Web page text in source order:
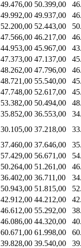
49.476,00 50.399,00
49.992,00 49.937,00
52.200,00 52.443,00
47.566,00 46.217,00
44.953,00 45.967,00
47.373,00 47.137,00
48.262,00 47.796,00
48.721,00 55.540,00
47.748,00 52.617,00
53.382,00 50.494,00
35.852,00 36.553,00
30.105,00 37.218,00
37.460,00 37.646,00
57.429,00 56.671,00
50.264,00 51.261,00
36.402,00 36.711,00
50.943,00 51.815,00
42.912,00 44.212,00
46.612,00 55.292,00
46.086,00 44.320,00
60.671,00 61.998,00
39.828,00 39.540,00